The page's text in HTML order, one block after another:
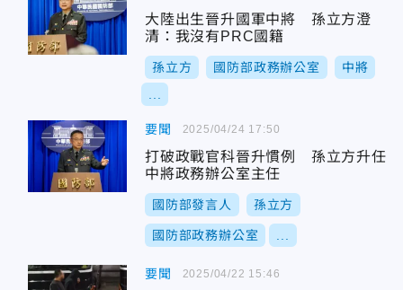
大陸出生晉升國軍中將 孫立方澄
清：我沒有PRC國籍
孫立方 國防部政務辦公室 中將
要聞
打破政戰官科晉升慣例 孫立方升任
中將政務辦公室主任
國防部發言人 孫立方
國防部政務辦公室
2025/04/24 17:50
要聞 2025/04/22 15:46